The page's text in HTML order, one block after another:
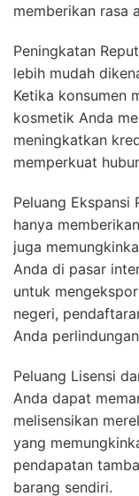
memberikan rasa
Peningkatan
lebih mudah
Ketika konsumen
kosmetik Anda
meningkatkan
memperkuat
Peluang
hanya
juga
Anda di pasar
untuk
negeri,
Anda
Peluang Lisensi
Anda dapat
melisensikan
yang
pendapatan
barang sendiri.